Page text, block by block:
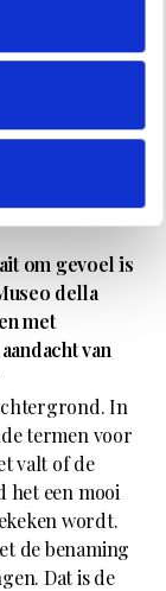
manier en je
ik mijn
hoek. Het
om logica.
bij elke
om gevoel is
della
met
van
In
termen voor
valt of de
het een mooi
wordt.
de benaming
Dat is de